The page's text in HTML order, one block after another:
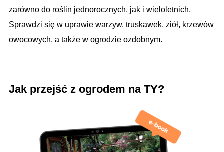
zarówno do roślin jednorocznych, jak i wieloletnich.
Sprawdzi się w uprawie warzyw, truskawek, ziół, krzewów
owocowych, a także w ogrodzie ozdobnym.
Jak przejść z ogrodem na TY?